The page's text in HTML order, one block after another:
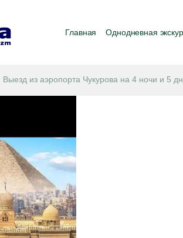
Главная Однодневная
Выезд из аэропорта Чукурова на 4 ночи и 5